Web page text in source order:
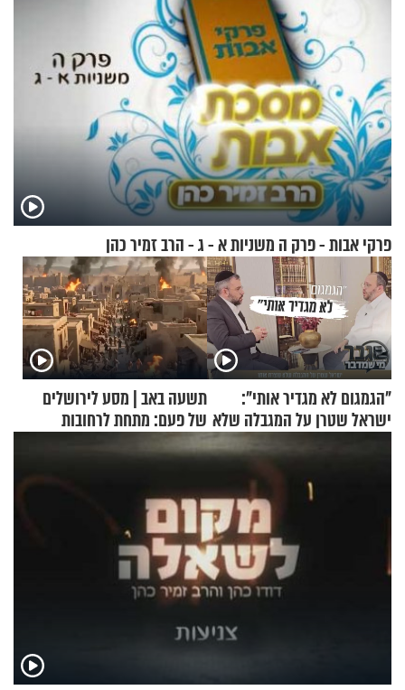
פרקי אבות - פרק ה משניות א - ג - הרב זמיר כהן
"הגמגום לא מגדיר אותי":
ישראל שטרן על המגבלה שלא
תשעה באב | מסע לירושלים
של פעם: מתחת לרחובות
ירושלים